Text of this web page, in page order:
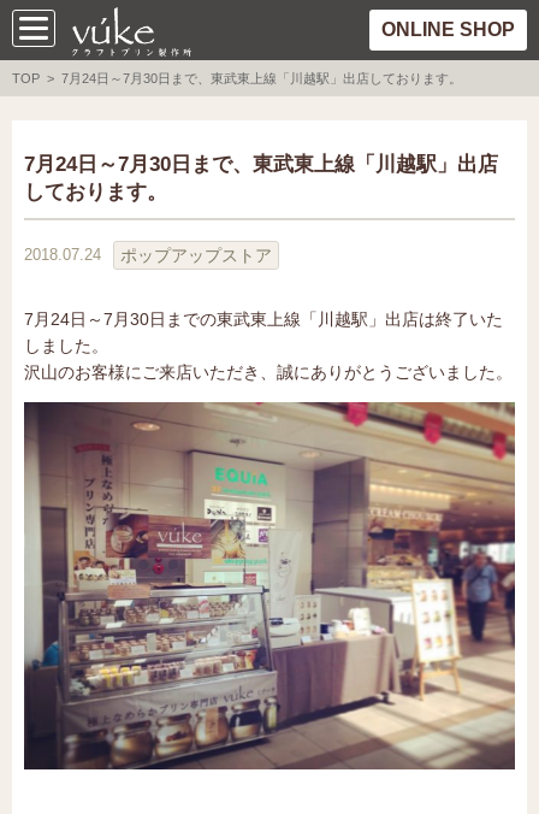
ONLINE SHOP
TOP > 7月24日～7月30日まで、東武東上線「川越駅」出店しております。
7月24日～7月30日まで、東武東上線「川越駅」出店
しております。
2018.07.24 ポップアップストア
7月24日～7月30日までの東武東上線「川越駅」出店は終了いた
しました。
沢山のお客様にご来店いただき、誠にありがとうございました。